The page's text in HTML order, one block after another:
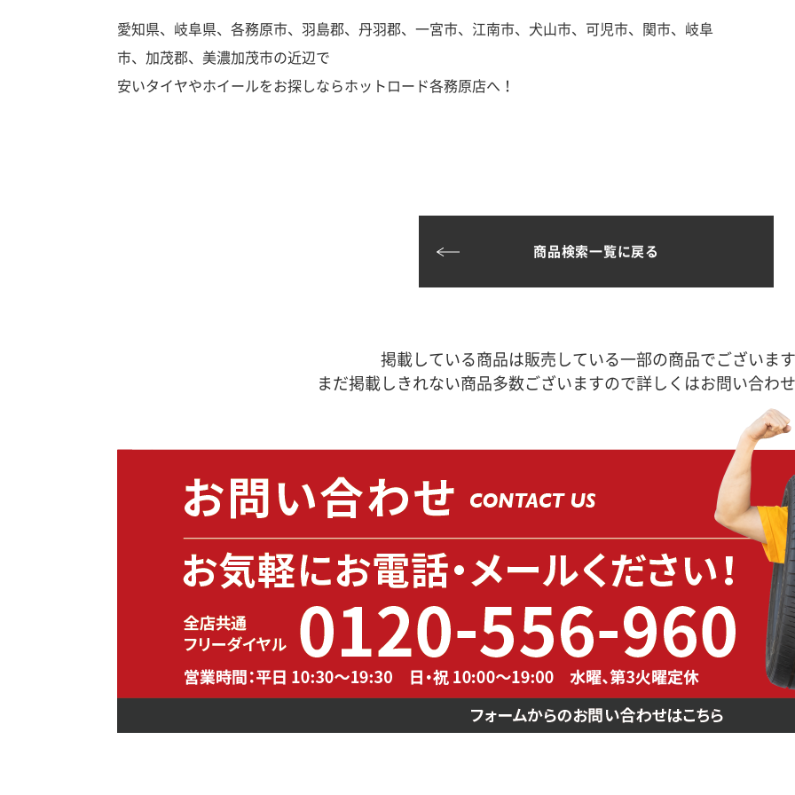
愛知県、岐阜県、各務原市、羽島郡、丹羽郡、一宮市、江南市、犬山市、可児市、関市、岐阜
市、加茂郡、美濃加茂市の近辺で
安いタイヤやホイールをお探しならホットロード各務原店へ！
商品検索一覧に戻る
掲載している商品は販売している一部の商品でございます
まだ掲載しきれない商品多数ございますので詳しくはお問い合わせ